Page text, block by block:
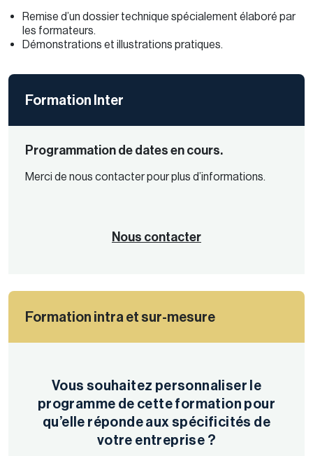
Remise d’un dossier technique spécialement élaboré par
les formateurs.
Démonstrations et illustrations pratiques.
Formation Inter
Programmation de dates en cours.
Merci de nous contacter pour plus d’informations.
Nous contacter
Formation intra et sur-mesure
Vous souhaitez personnaliser le
programme de cette formation pour
qu’elle réponde aux spécificités de
votre entreprise ?